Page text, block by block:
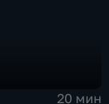
20 мин